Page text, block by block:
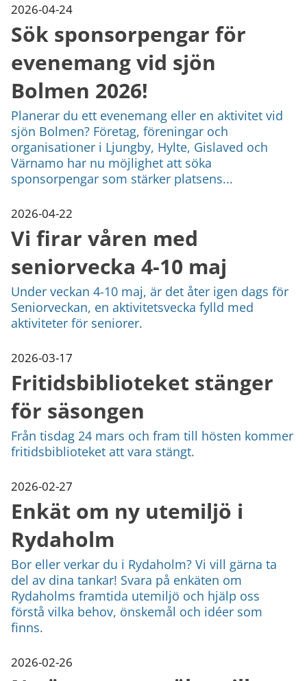
2026-04-24
Sök sponsorpengar för
evenemang vid sjön
Bolmen 2026!
Planerar du ett evenemang eller en aktivitet vid
sjön Bolmen? Företag, föreningar och
organisationer i Ljungby, Hylte, Gislaved och
Värnamo har nu möjlighet att söka
sponsorpengar som stärker platsens...
2026-04-22
Vi firar våren med
seniorvecka 4-10 maj
Under veckan 4-10 maj, är det åter igen dags för
Seniorveckan, en aktivitetsvecka fylld med
aktiviteter för seniorer.
2026-03-17
Fritidsbiblioteket stänger
för säsongen
Från tisdag 24 mars och fram till hösten kommer
fritidsbiblioteket att vara stängt.
2026-02-27
Enkät om ny utemiljö i
Rydaholm
Bor eller verkar du i Rydaholm? Vi vill gärna ta
del av dina tankar! Svara på enkäten om
Rydaholms framtida utemiljö och hjälp oss
förstå vilka behov, önskemål och idéer som
finns.
2026-02-26